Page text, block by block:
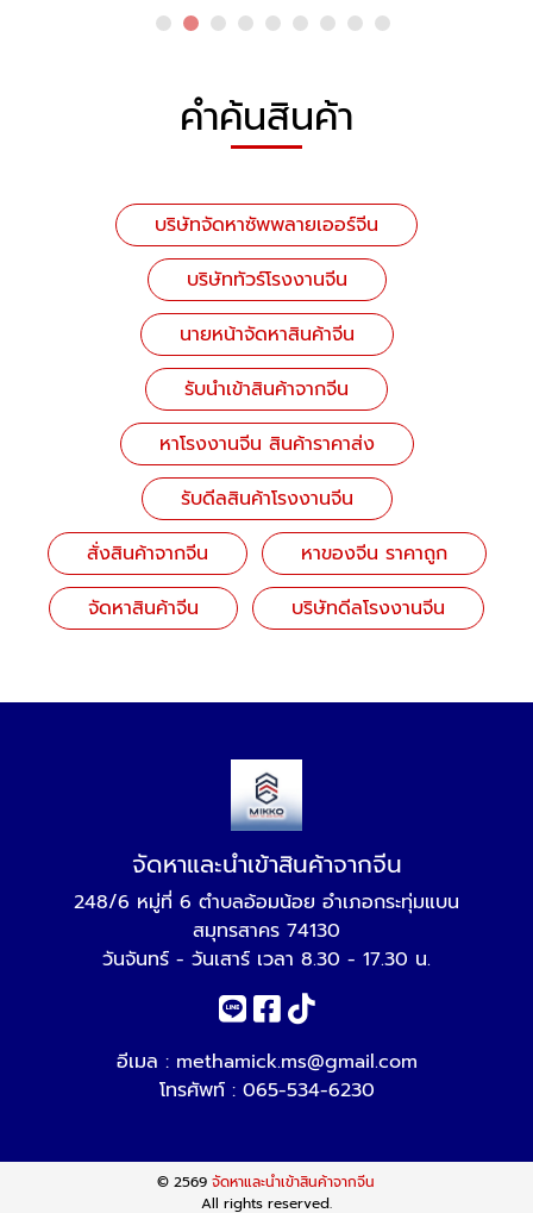
คำค้นสินค้า
บริษัทจัดหาซัพพลายเออร์จีน
บริษัททัวร์โรงงานจีน
นายหน้าจัดหาสินค้าจีน
รับนำเข้าสินค้าจากจีน
หาโรงงานจีน สินค้าราคาส่ง
รับดีลสินค้าโรงงานจีน
สั่งสินค้าจากจีน
หาของจีน ราคาถูก
จัดหาสินค้าจีน
บริษัทดีลโรงงานจีน
จัดหาและนำเข้าสินค้าจากจีน
248/6 หมู่ที่ 6 ตำบลอ้อมน้อย อำเภอกระทุ่มแบน
สมุทรสาคร 74130
วันจันทร์ - วันเสาร์ เวลา 8.30 - 17.30 น.
อีเมล : methamick.ms@gmail.com
โทรศัพท์ : 065-534-6230
© 2569จัดหาและนำเข้าสินค้าจากจีน
All rights reserved.